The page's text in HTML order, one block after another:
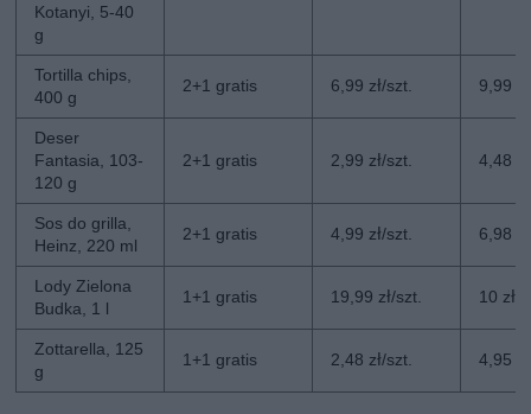
Kotanyi, 5-40
g
Tortilla chips,
400 g
2+1 gratis 6,99 zł/szt. 9,99
Deser
Fantasia, 103-
120 g
2+1 gratis 2,99 zł/szt. 4,48
Sos do grilla,
Heinz, 220 ml
2+1 gratis 4,99 zł/szt. 6,98
Lody Zielona
Budka, 1 l
1+1 gratis 19,99 zł/szt. 10 zł/
Zottarella, 125
g
1+1 gratis 2,48 zł/szt. 4,95